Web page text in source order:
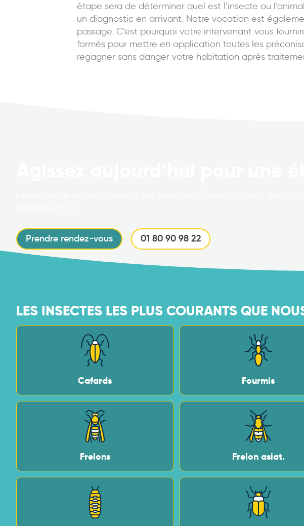
étape sera de déterminer quel est l’insecte ou
un diagnostic en arrivant. Notre vocation est
passage. C’est pourquoi votre intervenant vous
formés pour mettre en application toutes les
regagner sans danger votre habitation après
Prendre rendez-vous 01 80 90 98 22
LES INSECTES LES PLUS COURANTS QUE
Cafards Fourmis
Frelons Frelon asiat.